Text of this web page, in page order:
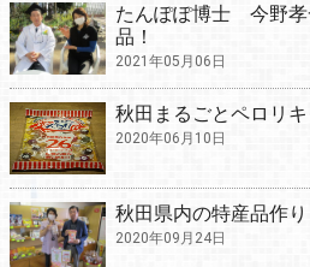
たんぽぽ博士 今野孝
品！
2021年05月06日
秋田まるごとペロリ
2020年06月10日
秋田県内の特産品作
2020年09月24日